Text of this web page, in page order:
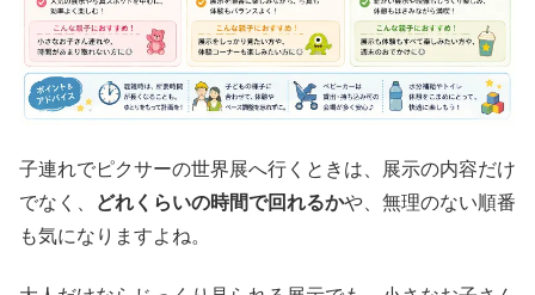
子連れでピクサーの世界展へ行くときは、展示の内容だけ
でなく、
どれくらいの時間で回れるかや、無理のない順番
も気になりますよね。